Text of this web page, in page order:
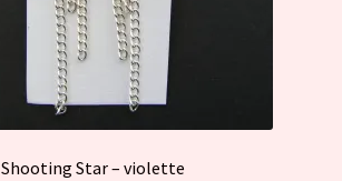
Shooting Star – violette